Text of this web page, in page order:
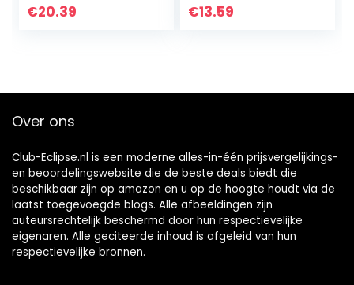
met 79
Smartphones, PC,
Interview, Podcast
€20.39
Klein voor
€13.59
Over ons
Club-Eclipse.nl is een moderne alles-in-één prijsvergelijkings-
en beoordelingswebsite die de beste deals biedt die
beschikbaar zijn op amazon en u op de hoogte houdt via de
laatst toegevoegde blogs. Alle afbeeldingen zijn
auteursrechtelijk beschermd door hun respectievelijke
eigenaren. Alle geciteerde inhoud is afgeleid van hun
respectievelijke bronnen.